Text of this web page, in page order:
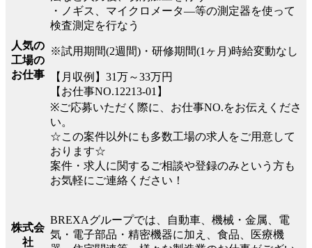
人気の
工場の
お仕事
・ノギス、マイクロメータ―等の測定器を使って
検査測定を行なう
※試用期間(2週間)・研修期間(1ヶ月)時給変動なし
【月収例】31万～33万円
【お仕事NO.12213-01】
※ご応募いただく際に、お仕事NO.をお伝えくださ
い。
☆この案件以外にも多数工場の求人をご用意して
おります☆
案件・求人に関するご相談や登録のみという方も
お気軽にご連絡ください！
株式会
社
BREXAグループでは、自動車、機械・金属、電
気・電子部品・精密機器に加え、食品、医療機